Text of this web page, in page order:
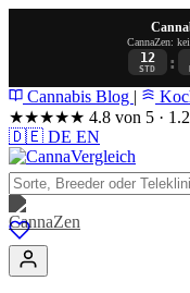
CannaZen:
12
STD :
Cannabis Blog |
★★★★★ 4.8 von 5 ·
🇩🇪 DE EN